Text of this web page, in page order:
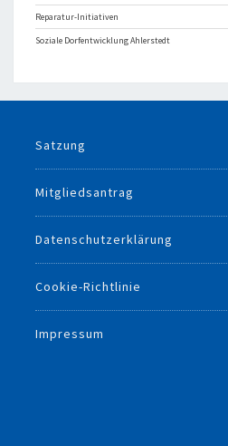
Reparatur-Initiativen
Soziale Dorfentwicklung Ahlerstedt
Satzung
Mitgliedsantrag
Datenschutzerklärung
Cookie-Richtlinie
Impressum